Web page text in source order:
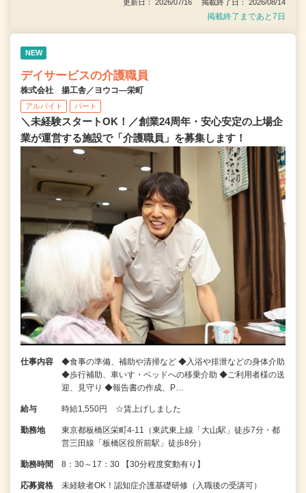
更新日： 2026/07/16 掲載終了日： 2026/08/14
掲載終了まであと7日
NEW
デイサービスの介護職員
株式会社 揚工舎／ヨウコ―栄町
アルバイト パート
＼未経験スタートOK！／創業24周年・安心安定の上場企
業が運営する施設で「介護職員」を募集します！
仕事内容
◆食事の準備、補助や清掃など ◆入浴や排泄などの身体介助
◆歩行補助、車いす・ベッドへの移乗介助 ◆ご利用者様の送
迎、見守り ◆報告書の作成、P…
給与 時給1,550円 ☆賃上げしました
勤務地
東京都板橋区栄町4-11（東武東上線「大山駅」徒歩7分・都
営三田線「板橋区役所前駅」徒歩8分）
勤務時間 8：30～17：30 【30分程度変動有り】
応募資格 未経験者OK！認知症介護基礎研修（入職後の受講可）